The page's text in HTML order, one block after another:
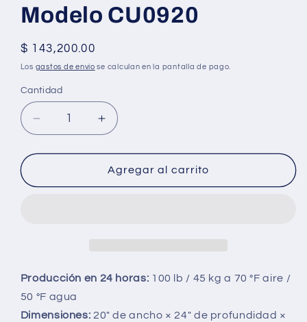
Modelo CU0920
Precio
habitual
$ 143,200.00
Los gastos de envío se calculan en la pantalla de pago.
Cantidad
Reducir
cantidad
para
de
Modelo
CU0920
Aumentar
cantidad
para
Máquina
de
Modelo
Agregar al carrito
Producción en 24 horas: 100 lb / 45 kg a 70 °F aire /
50 °F agua
Dimensiones: 20″ de ancho × 24″ de profundidad ×